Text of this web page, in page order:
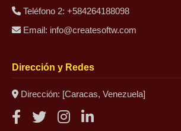
Teléfono 2: +584264188098
Email: info@createsoftw.com
Dirección y Redes
Dirección: [Caracas, Venezuela]